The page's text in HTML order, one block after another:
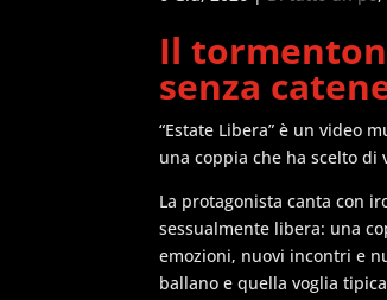
Il
senza
“Estate Libera” è un video
una coppia che ha scelto di
La protagonista canta con
sessualmente libera: una
emozioni, nuovi incontri e
ballano e quella voglia